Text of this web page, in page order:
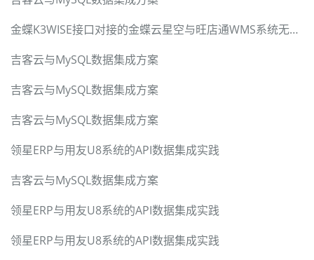
金蝶K3WISE接口对接的金蝶云星空与旺店通WMS系统无缝集成方案
吉客云与MySQL数据集成方案
吉客云与MySQL数据集成方案
吉客云与MySQL数据集成方案
领星ERP与用友U8系统的API数据集成实践
吉客云与MySQL数据集成方案
领星ERP与用友U8系统的API数据集成实践
领星ERP与用友U8系统的API数据集成实践